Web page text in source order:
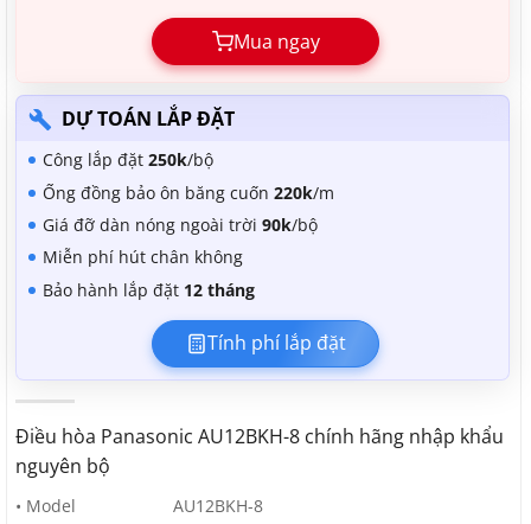
Mua ngay
DỰ TOÁN LẮP ĐẶT
Công lắp đặt 250k/bộ
Ống đồng bảo ôn băng cuốn 220k/m
Giá đỡ dàn nóng ngoài trời 90k/bộ
Miễn phí hút chân không
Bảo hành lắp đặt 12 tháng
Tính phí lắp đặt
Điều hòa Panasonic AU12BKH-8 chính hãng nhập khẩu
nguyên bộ
• Model
AU12BKH-8